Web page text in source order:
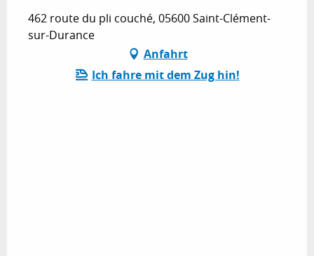
462 route du pli couché, 05600 Saint-Clément-
sur-Durance
Anfahrt
Ich fahre mit dem Zug hin!